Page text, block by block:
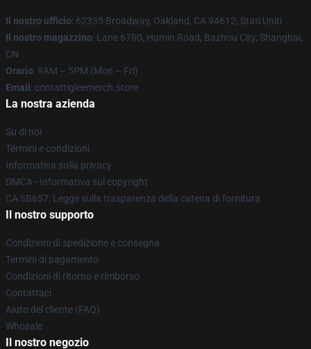
Il nostro ufficio: 62335 Broadway, Oakland, CA 94612, Stati Uniti
Il nostro magazzino: Lane 6780, Humin Road, Bazhou City, Shanghai,
CN
Orario: 9AM – 5PM (Mon – Fri)
Email : contattigleemerch.store
La nostra azienda
Su di noi
Termini e condizioni
Informativa sulla privacy
DMCA - Informativa sul copyright
CA SB657: Legge sulla trasparenza della catena di fornitura
Il nostro supporto
Condizioni di spedizione e consegna
Termini di pagamento
Condizioni di ritorno e rimborso
Contattaci
Aiuto del cliente (FAQ)
Whosale
Il nostro negozio